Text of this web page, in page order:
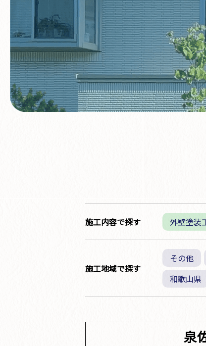
施工内容で探す 外壁塗装
施工地域で探す
その他
和歌山県
泉